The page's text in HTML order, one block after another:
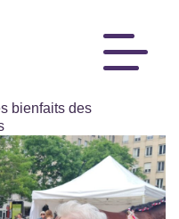
bienfaits des